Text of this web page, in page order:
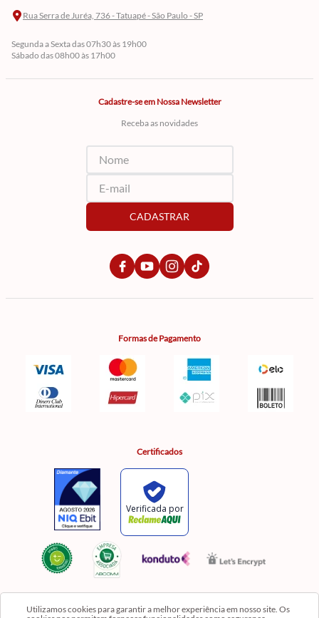
Utilizamos cookies para garantir a melhor experiência em nosso site. Os
Rua Serra de Juréa, 736 - Tatuapé - São Paulo - SP
Segunda a Sexta das 07h30 às 19h00
Sábado das 08h00 às 17h00
Cadastre-se em Nossa Newsletter
Receba as novidades
CADASTRAR
Formas de Pagamento
Certificados